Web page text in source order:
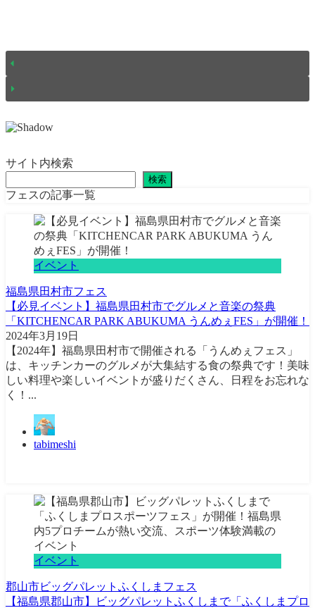
サイト内検索
検索
フェスの記事一覧
イベント
福島県田村市フェス
【必見イベント】福島県田村市でグルメと音楽の祭典
「KITCHENCAR PARK ABUKUMA うんめぇFES」が開催！
2024年3月19日
【2024年】福島県田村市で開催される「うんめぇフェス」
は、キッチンカーのグルメが大集結する食の祭典です！美味
しい料理や楽しいイベントが盛りだくさん、日程をお忘れな
く！...
tabimeshi
イベント
郡山市ビッグパレットふくしま フェス
【福島県郡山市】ビッグパレットふくしまで「ふくしまプロ